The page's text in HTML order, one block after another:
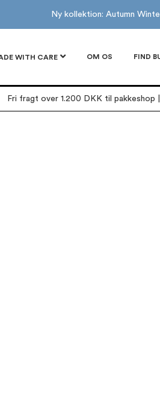
Ny kollektion: Autumn
WITH CARE OM OS FIND
Fri fragt over 1.200 DKK til pakkeshop